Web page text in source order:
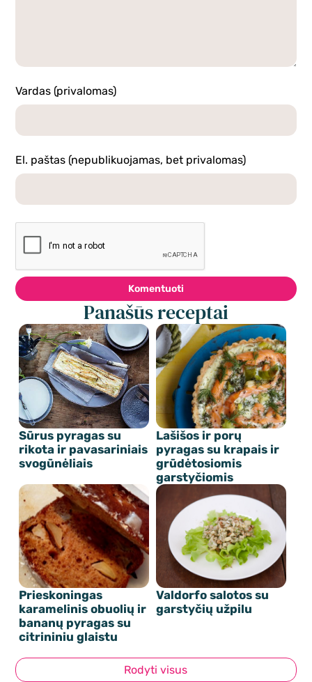
Vardas (privalomas)
El. paštas (nepublikuojamas, bet privalomas)
Komentuoti
Panašūs receptai
Sūrus pyragas su
rikota ir pavasariniais
svogūnėliais
Lašišos ir porų
pyragas su krapais ir
grūdėtosiomis
garstyčiomis
Prieskoningas
karamelinis obuolių ir
bananų pyragas su
citrininiu glaistu
Valdorfo salotos su
garstyčių užpilu
Rodyti visus